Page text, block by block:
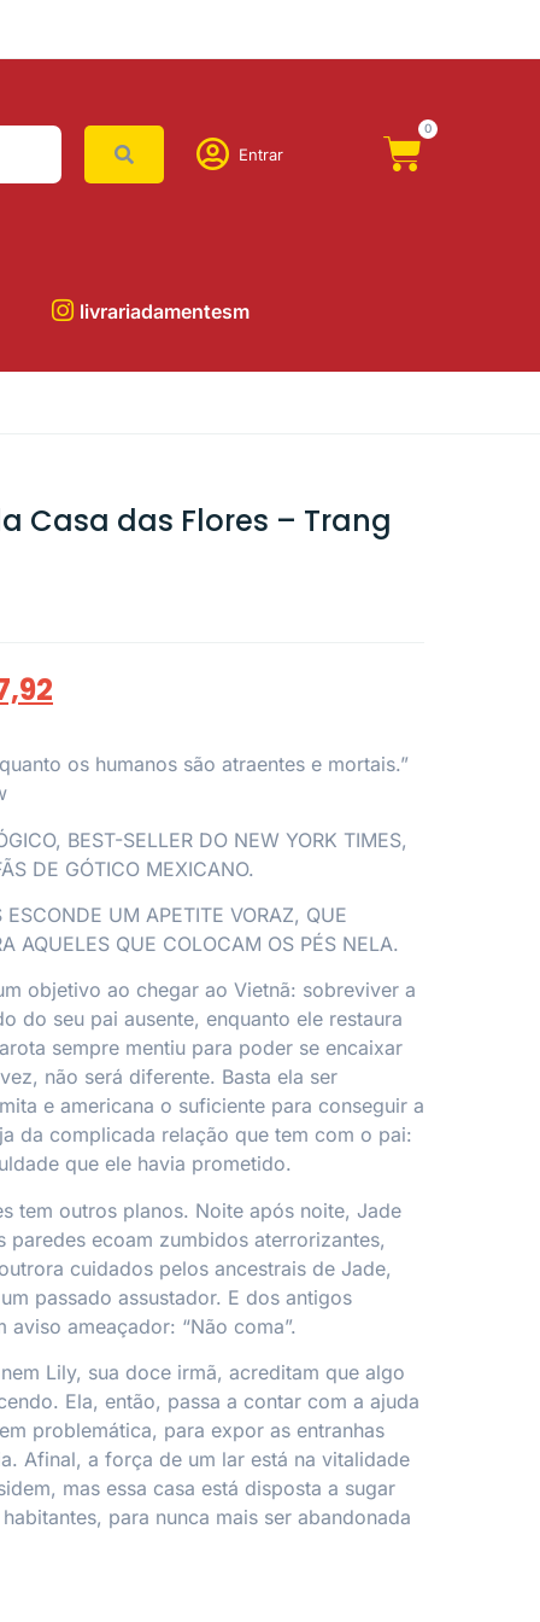
Entrar
0
livrariadamentesm
Casa das Flores – Trang
os humanos são atraentes e mortais.”
BEST-SELLER DO NEW YORK TIMES,
DE GÓTICO MEXICANO.
ESCONDE UM APETITE VORAZ, QUE
AQUELES QUE COLOCAM OS PÉS NELA.
objetivo ao chegar ao Vietnã: sobreviver a
do seu pai ausente, enquanto ele restaura
sempre mentiu para poder se encaixar
não será diferente. Basta ela ser
e americana o suficiente para conseguir a
da complicada relação que tem com o pai:
que ele havia prometido.
tem outros planos. Noite após noite, Jade
paredes ecoam zumbidos aterrorizantes,
cuidados pelos ancestrais de Jade,
passado assustador. E dos antigos
aviso ameaçador: “Não coma”.
Lily, sua doce irmã, acreditam que algo
Ela, então, passa a contar com a ajuda
problemática, para expor as entranhas
Afinal, a força de um lar está na vitalidade
mas essa casa está disposta a sugar
para nunca mais ser abandonada